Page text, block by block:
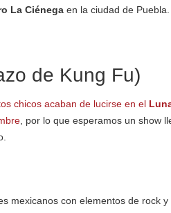
La Ciénega en la ciudad de
de Kung Fu)
chicos acaban de lucirse en el
, por lo que esperamos un show
mexicanos con elementos de rock y